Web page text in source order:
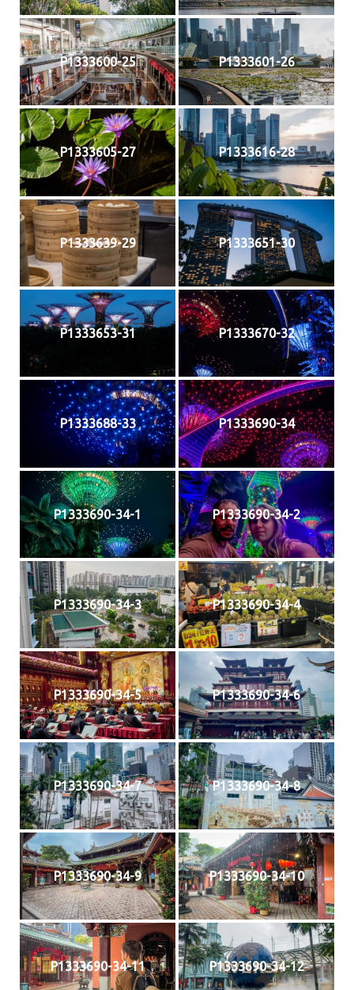
P1333600-25 P1333601-26
P1333605-27 P1333616-28
P1333639-29 P1333651-30
P1333653-31 P1333670-32
P1333688-33 P1333690-34
P1333690-34-1 P1333690-34-2
P1333690-34-3 P1333690-34-4
P1333690-34-5 P1333690-34-6
P1333690-34-7 P1333690-34-8
P1333690-34-9 P1333690-34-10
P1333690-34-11 P1333690-34-12